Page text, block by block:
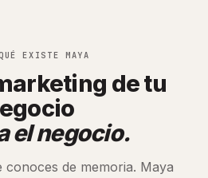
EXISTE MAYA
de tu
el negocio.
de memoria. Maya